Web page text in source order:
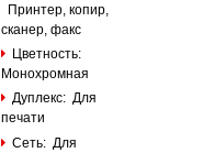
Принтер, копир,
сканер, факс
Цветность:
Монохромная
Дуплекс: Для
печати
Сеть: Для